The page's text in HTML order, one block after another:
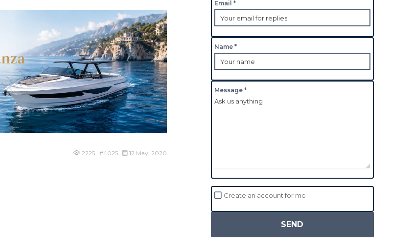
2225 #4025 12 May, 2020
Email *
Name *
Message *
Create an account for me
SEND